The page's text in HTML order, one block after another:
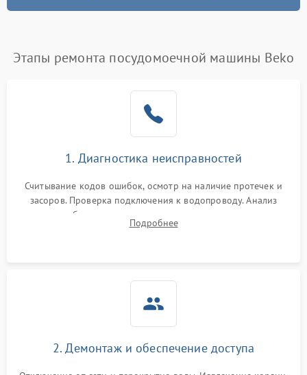
Этапы ремонта посудомоечной машины Beko
1. Диагностика неисправностей
Считывание кодов ошибок, осмотр на наличие протечек и
засоров. Проверка подключения к водопроводу. Анализ
жалоб на отсутствие слива, нагрева, вращения
разбрызгивателей или срабатывание системы защиты
Подробнее
2. Демонтаж и обеспечение доступа